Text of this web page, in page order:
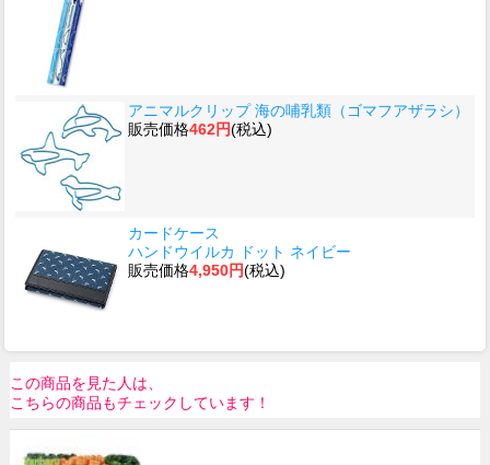
アニマルクリップ 海の哺乳類（ゴマフアザラシ）
販売価格462円(税込)
カードケース
ハンドウイルカ ドット ネイビー
販売価格4,950円(税込)
この商品を見た人は、
こちらの商品もチェックしています！